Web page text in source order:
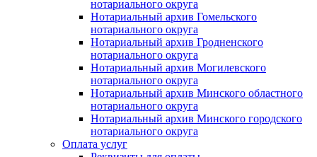
нотариального округа
Нотариальный архив Гомельского
нотариального округа
Нотариальный архив Гродненского
нотариального округа
Нотариальный архив Могилевского
нотариального округа
Нотариальный архив Минского областного
нотариального округа
Нотариальный архив Минского городского
нотариального округа
Оплата услуг